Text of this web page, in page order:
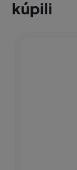
kúpili